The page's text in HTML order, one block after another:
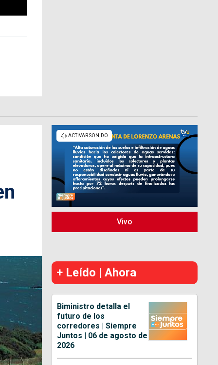
Vivo
+ Leído | Ahora
Biministro detalla el
futuro de los
corredores | Siempre
Juntos | 06 de agosto de
2026